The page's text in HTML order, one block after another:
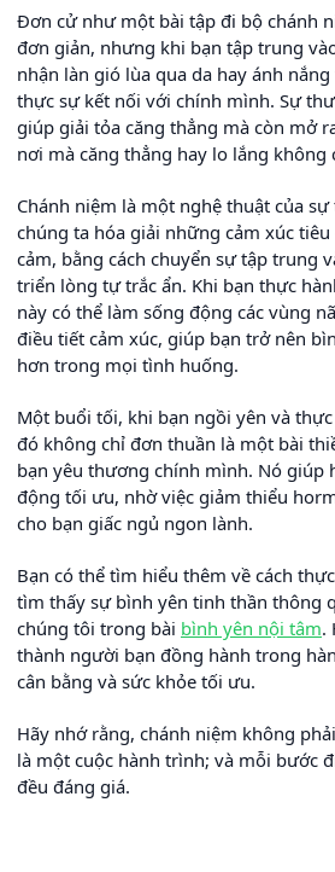
Đơn cử như một bài tập đi bộ chánh
đơn giản, nhưng khi bạn tập trung
nhận làn gió lùa qua da hay ánh
thực sự kết nối với chính mình. Sự
giúp giải tỏa căng thẳng mà còn mở
nơi mà căng thẳng hay lo lắng không
Chánh niệm là một nghệ thuật của
chúng ta hóa giải những cảm xúc
cảm, bằng cách chuyển sự tập trung
triển lòng tự trắc ẩn. Khi bạn thực
này có thể làm sống động các vùng
điều tiết cảm xúc, giúp bạn trở nên
hơn trong mọi tình huống.
Một buổi tối, khi bạn ngồi yên và
đó không chỉ đơn thuần là một bài
bạn yêu thương chính mình. Nó giúp
động tối ưu, nhờ việc giảm thiểu
cho bạn giấc ngủ ngon lành.
Bạn có thể tìm hiểu thêm về cách
tìm thấy sự bình yên tinh thần thông
chúng tôi trong bài bình yên nội tâm.
thành người bạn đồng hành trong
cân bằng và sức khỏe tối ưu.
Hãy nhớ rằng, chánh niệm không
là một cuộc hành trình; và mỗi bước
đều đáng giá.